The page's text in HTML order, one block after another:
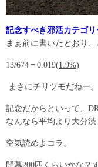
記念すべき邪活カテゴリ
まぁ前に書いたとおり
13/674＝0.019(1.9%)
まさにチリツモだねー。
記念だからといって、
なんなら平均より大分渋
空気読めよコラ。
開幕200匹くらいかな？